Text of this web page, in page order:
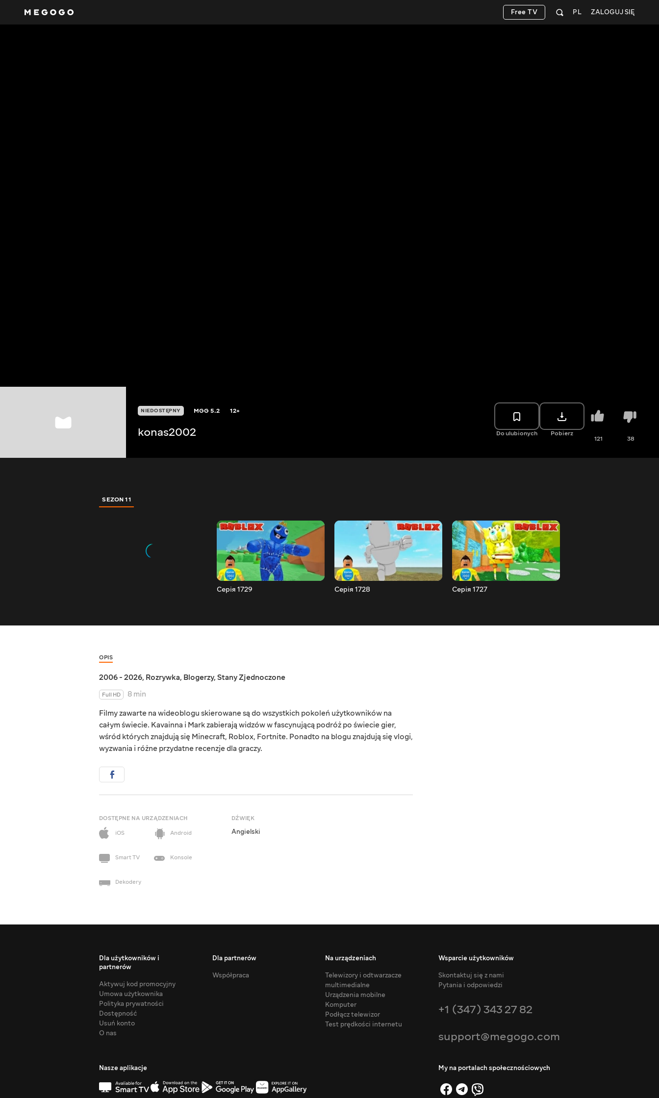
ZALOGUJ SIĘ
PL
Free TV
NIEDOSTĘPNY MGG5.2 12+
konas2002 Do ulubionych Pobierz
121 38
SEZON 11
Серія 1729 Серія 1728 Серія 1727
OPIS
2006 - 2026, Rozrywka, Blogerzy, Stany Zjednoczone
Full HD
8 min
Filmy zawarte na wideoblogu skierowane są do wszystkich pokoleń użytkowników na
całym świecie. Kavainna i Mark zabierają widzów w fascynującą podróż po świecie gier,
wśród których znajdują się Minecraft, Roblox, Fortnite. Ponadto na blogu znajdują się vlogi,
wyzwania i różne przydatne recenzje dla graczy.
DOSTĘPNE NA URZĄDZENIACH
iOS
Android
Smart TV Konsole
Dekodery
DŹWIĘK
Angielski
Dla użytkowników i
partnerów
Aktywuj kod promocyjny
Umowa użytkownika
Polityka prywatności
Dostępność
Usuń konto
O nas
Dla partnerów
Współpraca
Na urządzeniach
Telewizory i odtwarzacze
multimedialne
Urządzenia mobilne
Komputer
Podłącz telewizor
Test prędkości internetu
Wsparcie użytkowników
Skontaktuj się z nami
Pytania i odpowiedzi
+1 (347) 343 27 82
support@megogo.com
Nasze aplikacje My na portalach społecznościowych